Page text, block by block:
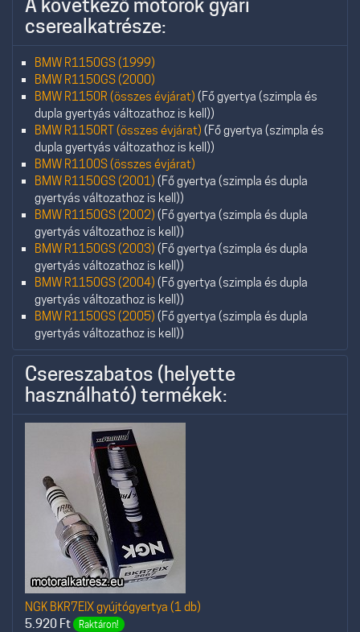
A következő motorok gyári
cserealkatrésze:
BMW R1150GS (1999)
BMW R1150GS (2000)
BMW R1150R (összes évjárat) (Fő gyertya (szimpla és
dupla gyertyás változathoz is kell))
BMW R1150RT (összes évjárat) (Fő gyertya (szimpla és
dupla gyertyás változathoz is kell))
BMW R1100S (összes évjárat)
BMW R1150GS (2001) (Fő gyertya (szimpla és dupla
gyertyás változathoz is kell))
BMW R1150GS (2002) (Fő gyertya (szimpla és dupla
gyertyás változathoz is kell))
BMW R1150GS (2003) (Fő gyertya (szimpla és dupla
gyertyás változathoz is kell))
BMW R1150GS (2004) (Fő gyertya (szimpla és dupla
gyertyás változathoz is kell))
BMW R1150GS (2005) (Fő gyertya (szimpla és dupla
gyertyás változathoz is kell))
Csereszabatos (helyette
használható) termékek:
NGK BKR7EIX gyújtógyertya (1 db)
5.920 Ft Raktáron!